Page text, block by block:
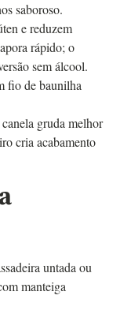
saboroso.
e reduzem
rápido; o
sem álcool.
fio de baunilha
gruda melhor
cria acabamento
untada ou
manteiga